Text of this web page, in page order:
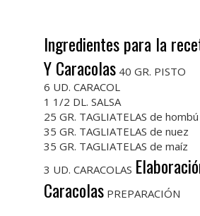
Ingredientes para la
Y Caracolas 40 GR. PISTO
6 UD. CARACOL
1 1/2 DL. SALSA
25 GR. TAGLIATELAS de hombú
35 GR. TAGLIATELAS de nuez
35 GR. TAGLIATELAS de maíz
3 UD. CARACOLAS
Caracolas PREPARACIÓN